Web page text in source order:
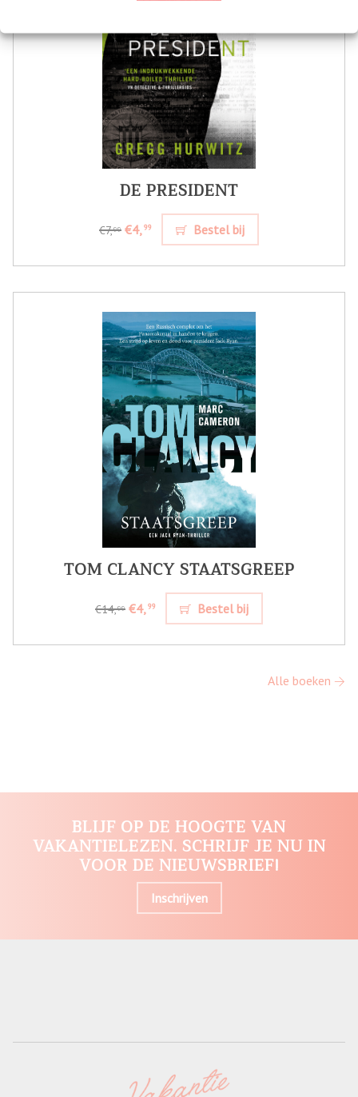
DE PRESIDENT
€7,99 €4,99 Bestel bij
TOM CLANCY STAATSGREEP
€14,99 €4,99 Bestel bij
Alle boeken
BLIJF OP DE HOOGTE VAN
VAKANTIELEZEN. SCHRIJF JE NU IN
VOOR DE NIEUWSBRIEF!
Inschrijven